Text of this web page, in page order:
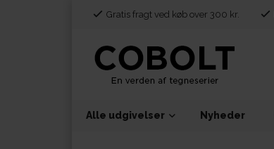
Gratis fragt ved køb over 300 kr.
Alle udgivelser Nyheder